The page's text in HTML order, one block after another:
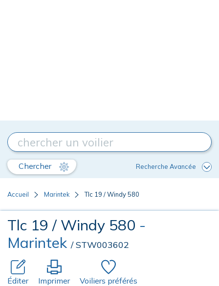
Chercher Recherche Avancée
Accueil Marintek Tlc 19 / Windy 580
Tlc 19 / Windy 580 -
Marintek / STW003602
Éditer Imprimer Voiliers préférés